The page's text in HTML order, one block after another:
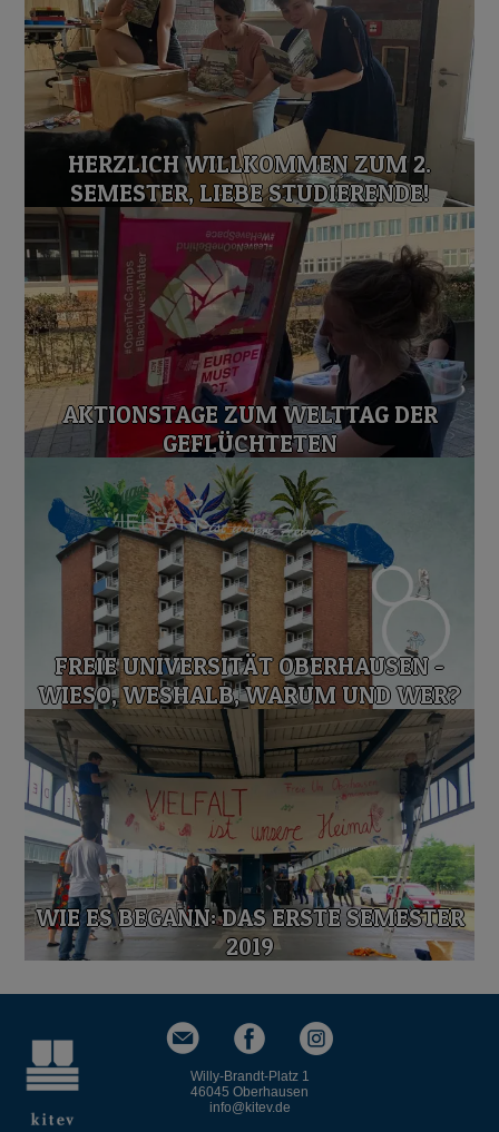
HERZLICH WILLKOMMEN ZUM 2.
SEMESTER, LIEBE STUDIERENDE!
AKTIONSTAGE ZUM WELTTAG DER
GEFLÜCHTETEN
FREIE UNIVERSITÄT OBERHAUSEN -
WIESO, WESHALB, WARUM UND WER?
WIE ES BEGANN: DAS ERSTE SEMESTER
2019
Willy-Brandt-Platz 1
46045 Oberhausen
info
kitev.de